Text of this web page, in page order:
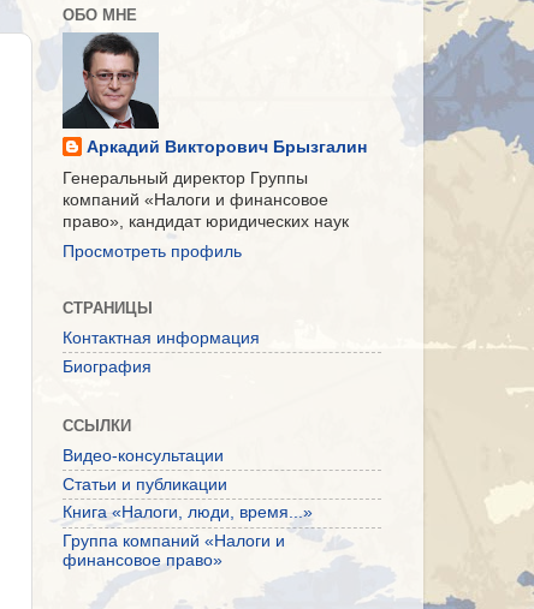
ОБО МНЕ
Аркадий Викторович Брызгалин
Генеральный директор Группы
компаний «Налоги и финансовое
право», кандидат юридических наук
Просмотреть профиль
СТРАНИЦЫ
Контактная информация
Биография
ССЫЛКИ
Видео-консультации
Статьи и публикации
Книга «Налоги, люди, время...»
Группа компаний «Налоги и
финансовое право»